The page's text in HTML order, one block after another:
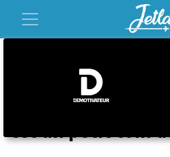
Située à 1h de
méconnue aux
est un petit coin